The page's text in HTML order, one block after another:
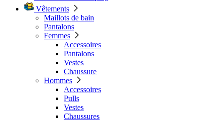
Vêtements
Maillots de bain
Pantalons
Femmes
Accessoires
Pantalons
Vestes
Chaussure
Hommes
Accessoires
Pulls
Vestes
Chaussures